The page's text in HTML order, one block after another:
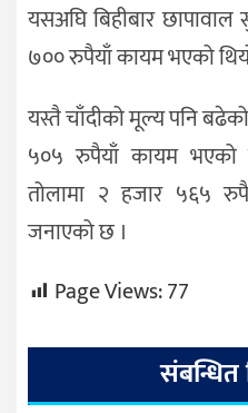
यसअघि बिहीबार
७०० रुपैयाँ कायम भएको
यस्तै चाँदीको मूल्य पनि
५०५ रुपैयाँ कायम भएको
तोलामा २ हजार ५६५
जनाएको छ ।
Page Views:77